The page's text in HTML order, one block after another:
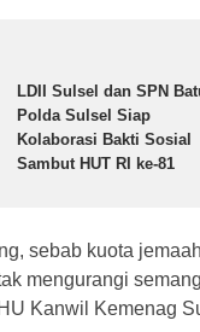
LDII Sulsel dan SPN
Polda Sulsel Siap
Kolaborasi Bakti Sosial
Sambut HUT RI ke-81
sebab kuota
mengurangi
Kanwil Kemenag